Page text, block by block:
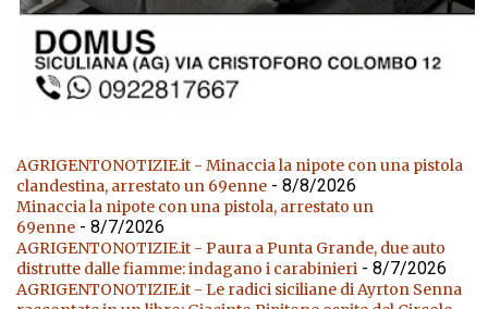
AGRIGENTONOTIZIE.it - Minaccia la nipote con una pistola
clandestina, arrestato un 69enne - 8/8/2026
Minaccia la nipote con una pistola, arrestato un
69enne - 8/7/2026
AGRIGENTONOTIZIE.it - Paura a Punta Grande, due auto
distrutte dalle fiamme: indagano i carabinieri - 8/7/2026
AGRIGENTONOTIZIE.it - Le radici siciliane di Ayrton Senna